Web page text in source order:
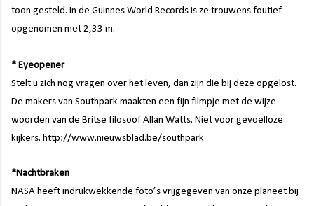
toon gesteld. In de Guinnes World Records is ze trouwens foutief
opgenomen met 2,33 m.
* Eyeopener
Stelt u zich nog vragen over het leven, dan zijn die bij deze opgelost.
De makers van Southpark maakten een fijn filmpje met de wijze
woorden van de Britse filosoof Allan Watts. Niet voor gevoelloze
kijkers. http://www.nieuwsblad.be/southpark
*Nachtbraken
NASA heeft indrukwekkende foto’s vrijgegeven van onze planeet bij